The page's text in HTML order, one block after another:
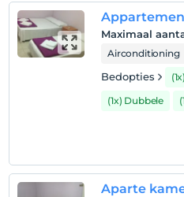
kinderen
Baby's jonger dan 2
1 kind(eren) tot de leeftijd
wordt/worden niet in
Maximaal
Airconditioning
Bedopties
(1x) Dubbele
Aparte